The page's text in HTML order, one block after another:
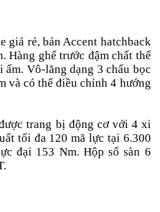
giá rẻ, bản Accent hatchback
Hàng ghế trước đậm chất thể
ấm. Vô-lăng dạng 3 chấu bọc
và có thể điều chỉnh 4 hướng
trang bị động cơ với 4 xi
tối đa 120 mã lực tại 6.300
đại 153 Nm. Hộp số sàn 6